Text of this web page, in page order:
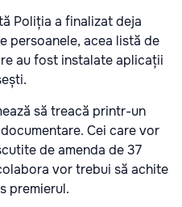
Poliția a finalizat deja
persoanele, acea listă de
au fost instalate aplicații
să treacă printr-un
Cei care vor
de amenda de 37
vor trebui să achite
premierul.